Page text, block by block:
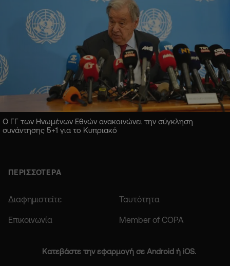
Ο ΓΓ των Ηνωμένων Εθνών ανακοινώνει την σύγκληση
συνάντησης 5+1 για το Κυπριακό
ΠΕΡΙΣΣΟΤΕΡΑ
Διαφημιστείτε Ταυτότητα
Επικοινωνία Member of COPA
Κατεβάστε την εφαρμογή σε Android ή iOS.